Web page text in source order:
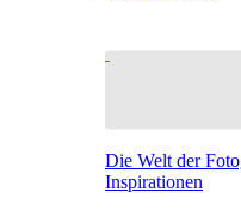
Die Welt der
Inspirationen